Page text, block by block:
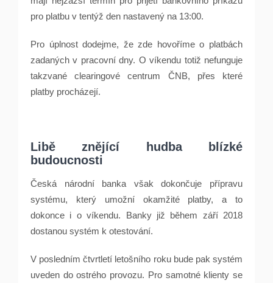
pro platbu v tentýž den nastavený na 13:00.
Pro úplnost dodejme, že zde hovoříme o platbách
zadaných v pracovní dny. O víkendu totiž nefunguje
takzvané clearingové centrum ČNB, přes které
platby procházejí.
Libě znějící hudba blízké
budoucnosti
Česká národní banka však dokončuje přípravu
systému, který umožní okamžité platby, a to
dokonce i o víkendu. Banky již během září 2018
dostanou systém k otestování.
V posledním čtvrtletí letošního roku bude pak systém
uveden do ostrého provozu. Pro samotné klienty se